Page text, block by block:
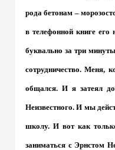
рода бетонам –
в телефонной книге
буквально за три
сотрудничество. Меня,
общался. И я затеял
Неизвестного. И мы
школу. И вот как
заниматься с Эрнстом